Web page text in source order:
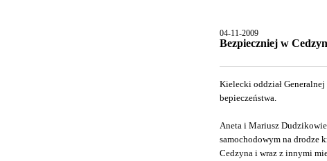
04-11-2009
Bezpieczniej w
Kielecki oddział
bepieczeństwa.
Aneta i Mariusz
samochodowym na drodze
Cedzyna i wraz z innymi